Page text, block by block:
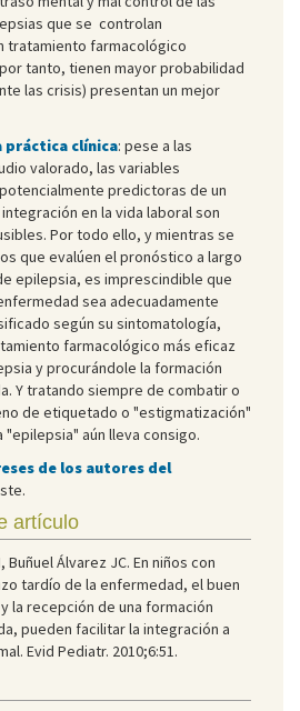
que se controlan
tratamiento farmacológico
tanto, tienen mayor probabilidad
las crisis) presentan un mejor
práctica clínica: pese a las
valorado, las variables
predictoras de un
en la vida laboral son
Por todo ello, y mientras se
que evalúen el pronóstico a largo
epilepsia, es imprescindible que
sea adecuadamente
según su sintomatología,
farmacológico más eficaz
y procurándole la formación
Y tratando siempre de combatir o
de etiquetado o "estigmatización"
"epilepsia" aún lleva consigo.
de los autores del
artículo
Álvarez JC. En niños con
tardío de la enfermedad, el buen
la recepción de una formación
pueden facilitar la integración a
Evid Pediatr. 2010;6:51.